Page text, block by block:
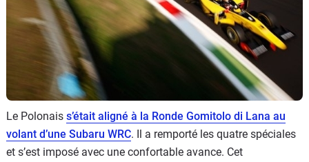
Le Polonais s’était aligné à la Ronde Gomitolo di Lana au
volant d’une Subaru WRC. Il a remporté les quatre spéciales
et s’est imposé avec une confortable avance. Cet